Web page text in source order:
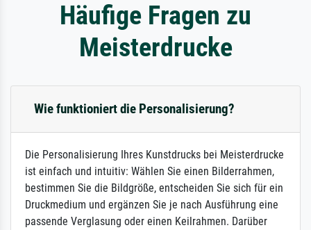
Häufige Fragen zu
Meisterdrucke
Wie funktioniert die Personalisierung?
Die Personalisierung Ihres Kunstdrucks bei Meisterdrucke
ist einfach und intuitiv: Wählen Sie einen Bilderrahmen,
bestimmen Sie die Bildgröße, entscheiden Sie sich für ein
Druckmedium und ergänzen Sie je nach Ausführung eine
passende Verglasung oder einen Keilrahmen. Darüber